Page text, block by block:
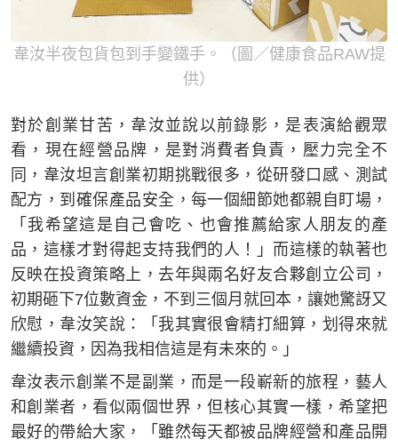
韋汝半夜包貨包到手變鐵手。（圖／健康食品RAW提
供）
對於創業甘苦，韋汝並說以前錄影，是表演給觀眾
看，現在經營品牌，是對消費者負責，壓力完全不
同，韋汝坦言創業初期挑戰很多，從研發口感、測試
配方，到確保產品安全，每一個細節她都親自盯場，
「我希望這是自己會吃、也會推薦給家人朋友的產
品，這樣才對得起支持我們的人！」而這樣的執著也
反映在投資策略上，去年與兩名好友合夥創立公司，
初期砸下7位數資金，不到三個月就回本，讓她驚訝又
欣慰，韋汝笑說：「我其實很會精打細算，划得來就
繼續投資，因為我相信這是有未來的。」
韋汝表示創業不是副業，而是一段嶄新的旅程，藝人
和創業者，看似兩個世界，但核心其實一樣，希望把
最好的帶給大家，「雖然每天都被品牌經營和產品開